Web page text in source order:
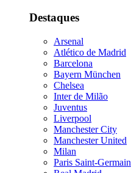
Destaques
Arsenal
Atlético de Madrid
Barcelona
Bayern München
Chelsea
Inter de Milão
Juventus
Liverpool
Manchester City
Manchester United
Milan
Paris Saint-Germain